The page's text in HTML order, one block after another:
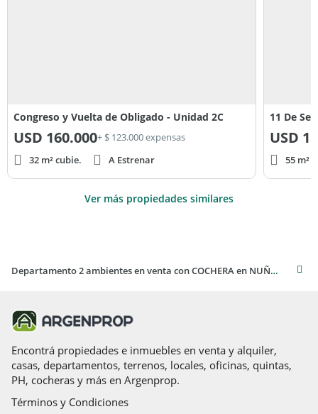
Congreso y Vuelta de Obligado - Unidad 2C
USD 160.000+ $ 123.000 expensas
32 m² cubie.
A Estrenar
11 De
USD
55 m²
Ver más propiedades similares
Departamento 2 ambientes en venta con COCHERA en NUÑEZ (MOOD LARRALDE)
Encontrá propiedades e inmuebles en venta y alquiler,
casas, departamentos, terrenos, locales, oficinas, quintas,
PH, cocheras y más en Argenprop.
Términos y Condiciones